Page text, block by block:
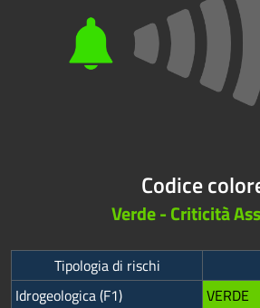
Codice
Verde - Criticità
Tipologia di rischi
Idrogeologica (F1)
VERDE